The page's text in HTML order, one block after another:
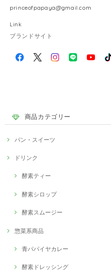
princeofpapaya@gmail.com
Link
ブランドサイト
商品カテゴリー
パン・スイーツ
ドリンク
酵素ティー
酵素シロップ
酵素スムージー
惣菜系商品
青パパイヤカレー
酵素ドレッシング